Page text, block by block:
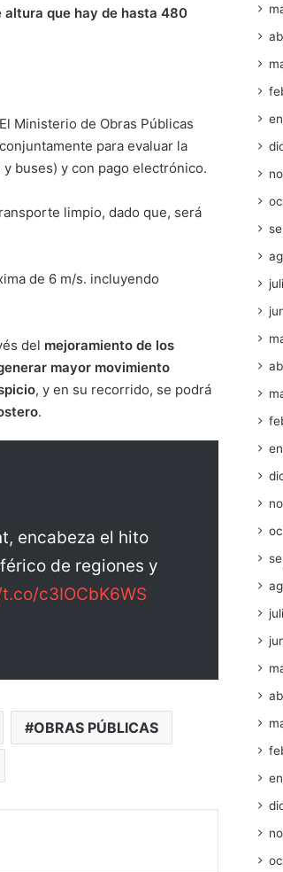
altura que hay de hasta 480
Ministerio de Obras Públicas
para evaluar la
buses) y con pago electrónico.
limpio, dado que, será
de 6 m/s. incluyendo
del mejoramiento de los
mayor movimiento
, y en su recorrido, se podrá
.
encabeza el hito
de regiones y
c3IOCbK6WS
OBRAS PÚBLICAS